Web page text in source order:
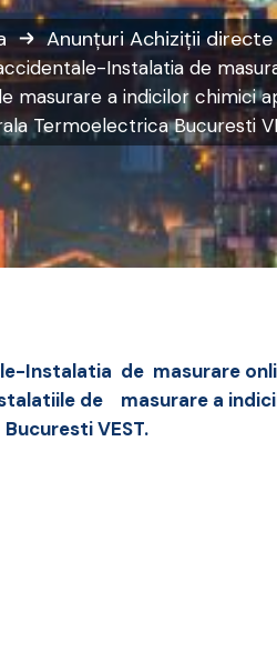
Anunțuri Achiziții directe
Instalatia de
masurare a indicilor chimici
Termoelectrica Bucuresti
Instalatia de masurare
de masurare a
VEST.